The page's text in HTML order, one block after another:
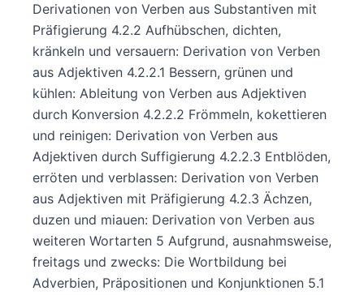
Derivationen von Verben aus Substantiven mit
Präfigierung 4.2.2 Aufhübschen, dichten,
kränkeln und versauern: Derivation von Verben
aus Adjektiven 4.2.2.1 Bessern, grünen und
kühlen: Ableitung von Verben aus Adjektiven
durch Konversion 4.2.2.2 Frömmeln, kokettieren
und reinigen: Derivation von Verben aus
Adjektiven durch Suffigierung 4.2.2.3 Entblöden,
erröten und verblassen: Derivation von Verben
aus Adjektiven mit Präfigierung 4.2.3 Ächzen,
duzen und miauen: Derivation von Verben aus
weiteren Wortarten 5 Aufgrund, ausnahmsweise,
freitags und zwecks: Die Wortbildung bei
Adverbien, Präpositionen und Konjunktionen 5.1